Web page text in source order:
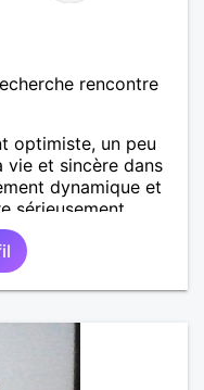
rencontre
optimiste, un peu
vie et sincère dans
dynamique et
sérieusement